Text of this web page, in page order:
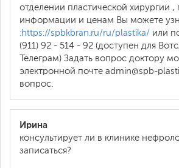
отделении пластической хирургии ,
информации и ценам Вы можете
:https://spbkbran.ru/ru/plastika/ или
(911) 92 - 514 - 92 (доступен для
Телеграм) Задать вопрос доктору
электронной почте admin@spb-
вопрос.
Ирина
консультирует ли в клинике
записаться?